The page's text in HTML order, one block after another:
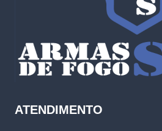
ATENDIMENTO